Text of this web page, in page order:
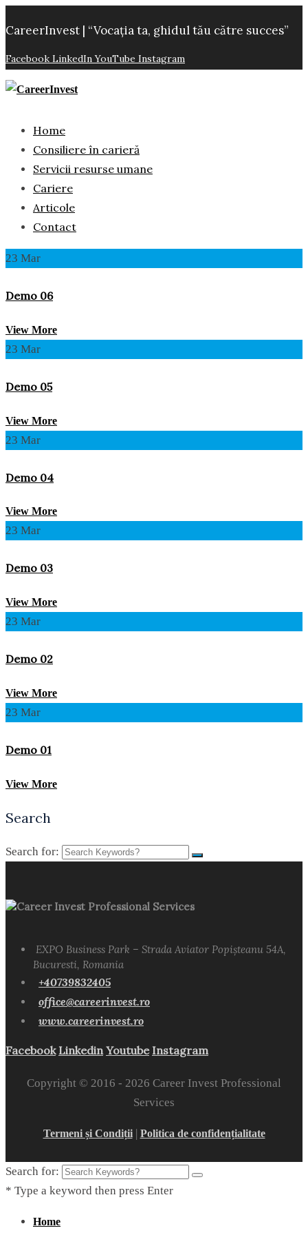
CareerInvest | “Vocația ta, ghidul tău către succes”
Facebook LinkedInYouTube Instagram
Home
Consiliere în carieră
Servicii resurse umane
Cariere
Articole
Contact
23 Mar
Demo 06
View More
23 Mar
Demo 05
View More
23 Mar
Demo 04
View More
23 Mar
Demo 03
View More
23 Mar
Demo 02
View More
23 Mar
Demo 01
View More
Search
Search for:
Career Invest Professional Services
EXPO Business Park – Strada Aviator Popișteanu 54A,
Bucuresti, Romania
+40739832405
office@careerinvest.ro
www.careerinvest.ro
Facebook Linkedin Youtube Instagram
Copyright © 2016 - 2026 Career Invest Professional
Services
Termeni și Condiții| Politica de confidențialitate
Search for:
* Type a keyword then press Enter
Home